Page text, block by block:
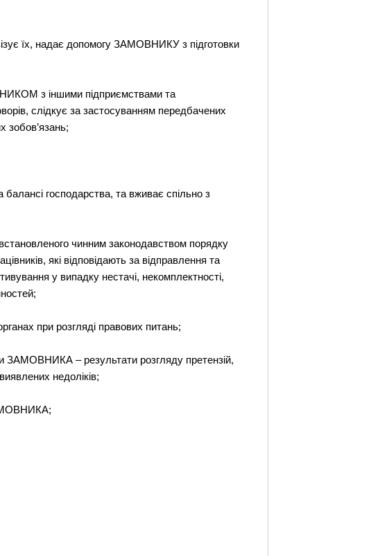
їх, надає допомогу ЗАМОВНИКУ з підготовки
з іншими підприємствами та
слідкує за застосуванням передбачених
зобов’язань;
балансі господарства, та вживає спільно з
чинним законодавством порядку
які відповідають за відправлення та
у випадку нестачі, некомплектності,
при розгляді правових питань;
ЗАМОВНИКА – результати розгляду претензій,
недоліків;